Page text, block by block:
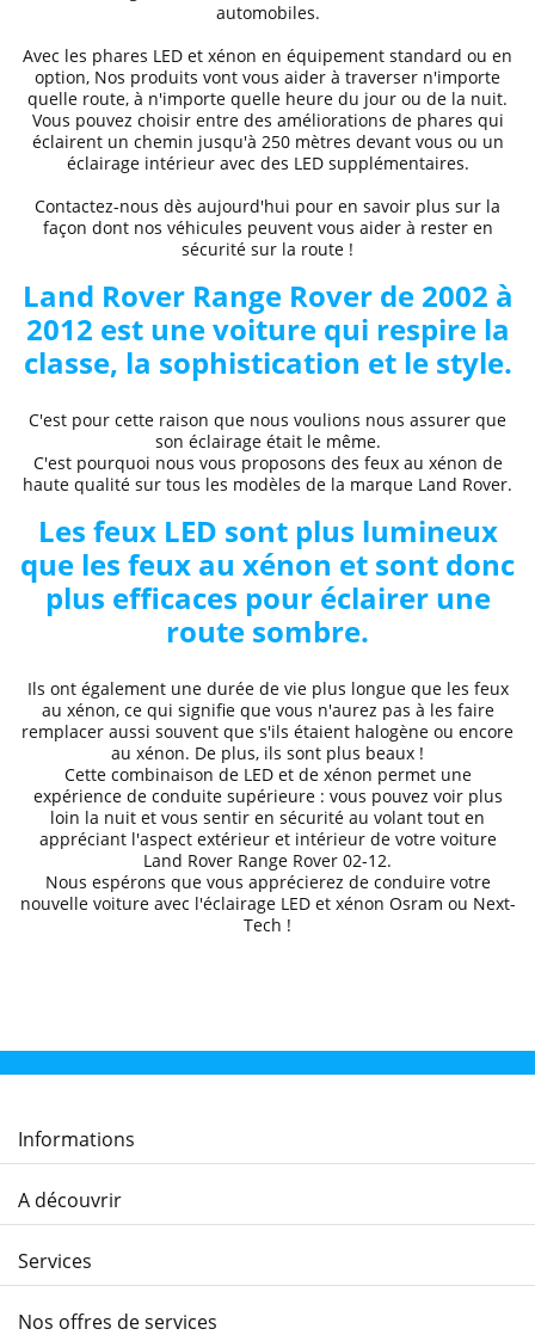
automobiles.
Avec les phares LED et xénon en équipement standard ou en
option, Nos produits vont vous aider à traverser n'importe
quelle route, à n'importe quelle heure du jour ou de la nuit.
Vous pouvez choisir entre des améliorations de phares qui
éclairent un chemin jusqu'à 250 mètres devant vous ou un
éclairage intérieur avec des LED supplémentaires.
Contactez-nous dès aujourd'hui pour en savoir plus sur la
façon dont nos véhicules peuvent vous aider à rester en
sécurité sur la route !
Land Rover Range Rover de 2002 à
2012 est une voiture qui respire la
classe, la sophistication et le style.
C'est pour cette raison que nous voulions nous assurer que
son éclairage était le même.
C'est pourquoi nous vous proposons des feux au xénon de
haute qualité sur tous les modèles de la marque Land Rover.
Les feux LED sont plus lumineux
que les feux au xénon et sont donc
plus efficaces pour éclairer une
route sombre.
Ils ont également une durée de vie plus longue que les feux
au xénon, ce qui signifie que vous n'aurez pas à les faire
remplacer aussi souvent que s'ils étaient halogène ou encore
au xénon. De plus, ils sont plus beaux !
Cette combinaison de LED et de xénon permet une
expérience de conduite supérieure: vous pouvez voir plus
loin la nuit et vous sentir en sécurité au volant tout en
appréciant l'aspect extérieur et intérieur de votre voiture
Land Rover Range Rover 02-12.
Nous espérons que vous apprécierez de conduirevotre
nouvelle voiture avec l'éclairage LED et xénon Osram ou Next-
Tech !
Informations
A découvrir
Services
Nos offres de services